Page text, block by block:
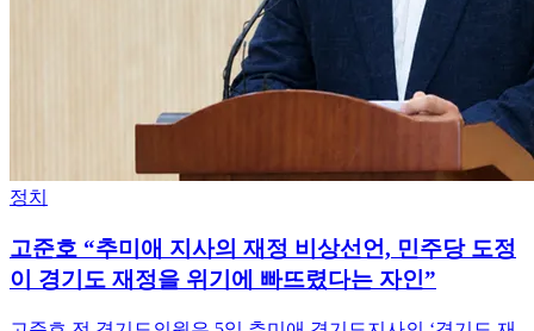
정치
고준호 “추미애 지사의 재정 비상선언, 민주당 도정
이 경기도 재정을 위기에 빠뜨렸다는 자인”